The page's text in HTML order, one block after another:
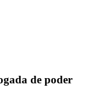
de poder